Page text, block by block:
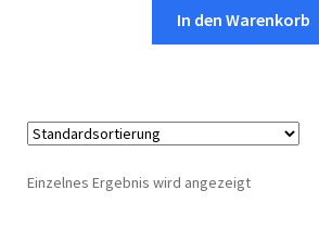
war:
€49,99
ist:
€24,99.
In den Warenkorb
Einzelnes Ergebnis wird angezeigt